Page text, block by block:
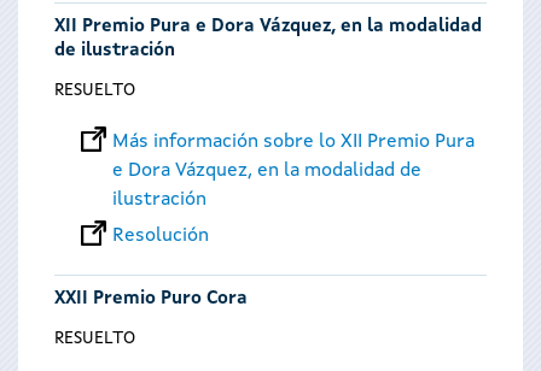
XII Premio Pura e Dora Vázquez, en la modalidad
de ilustración
RESUELTO
Más información sobre lo XII Premio Pura
e Dora Vázquez, en la modalidad de
ilustración
Resolución
XXII Premio Puro Cora
RESUELTO